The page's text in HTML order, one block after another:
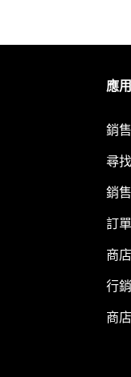
應
銷
尋
銷
訂
商
行
商